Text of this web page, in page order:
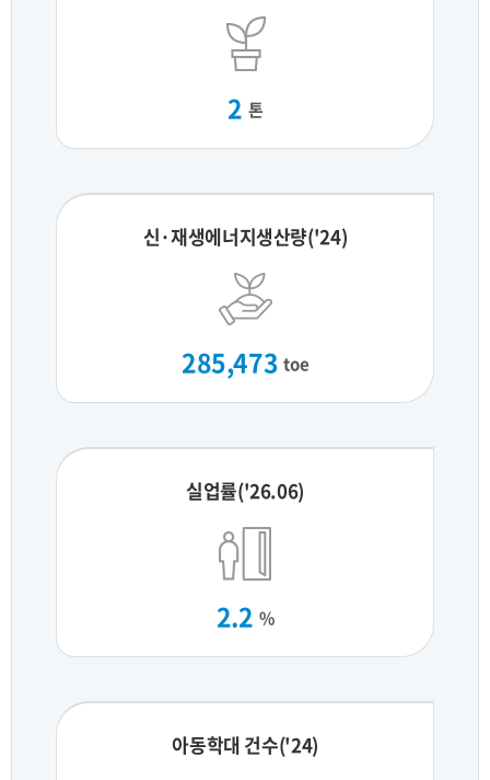
2 톤
신·재생에너지생산량('24)
285,473 toe
실업률('26.06)
2.2 %
아동학대 건수('24)